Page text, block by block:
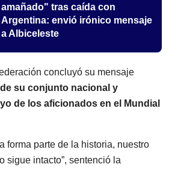
amañado" tras caída con
Argentina: envió irónico mensaje
a Albiceleste
concluyó su mensaje
su conjunto nacional y
de los aficionados en el Mundial
forma parte de la historia, nuestro
sigue intacto”, sentenció la